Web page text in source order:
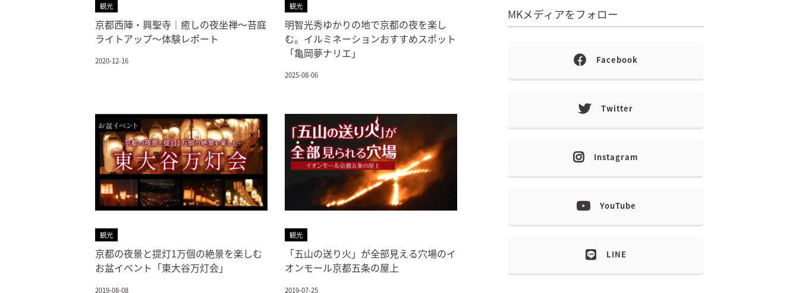
観光
京都西陣・興聖寺｜癒しの夜坐禅～苔庭
ライトアップ～体験レポート
2020-12-16
観光
明智光秀ゆかりの地で京都の夜を楽し
む。イルミネーションおすすめスポット
「亀岡夢ナリエ」
2025-08-06
観光
京都の夜景と提灯1万個の絶景を楽しむ
お盆イベント「東大谷万灯会」
2019-08-08
観光
「五山の送り火」が全部見える穴場のイ
オンモール京都五条の屋上
2019-07-25
MKメディアをフォロー
Facebook
Twitter
Instagram
YouTube
LINE